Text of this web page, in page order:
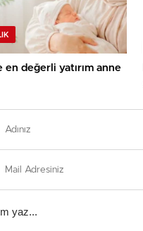
en değerli yatırım anne